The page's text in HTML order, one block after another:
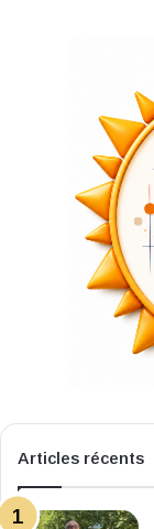
Articles récents